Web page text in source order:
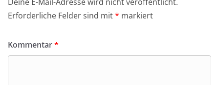
Erforderliche Felder sind mit* markiert
Kommentar*